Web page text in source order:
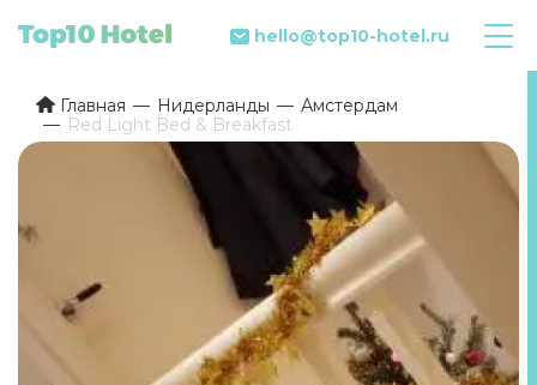
hello@top10-hotel.ru
Главная Нидерланды
Амстердам
Red Light Bed & Breakfast